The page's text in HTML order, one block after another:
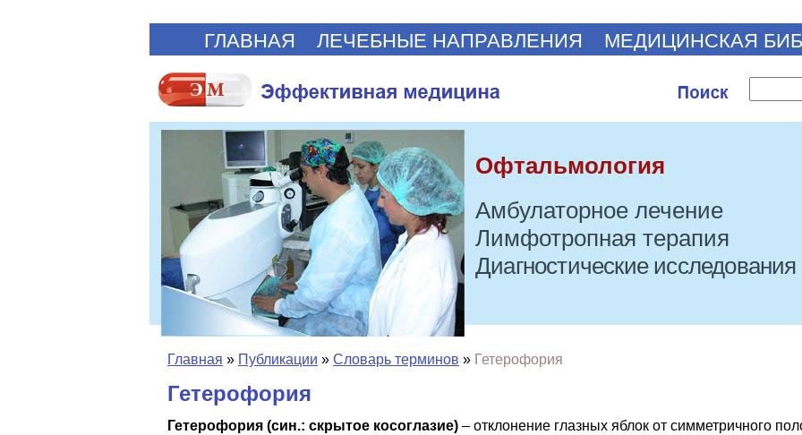
ГЛАВНАЯ ЛЕЧЕБНЫЕ НАПРАВЛЕНИЯ МЕДИЦИНСКАЯ
Офтальмология
Амбулаторное лечение
Лимфотропная терапия
Диагностические исследования
Главная » Публикации » Словарь терминов » Гетерофория
Гетерофория
Гетерофория (син.: скрытое косоглазие) – отклонение глазных яблок от симметричного